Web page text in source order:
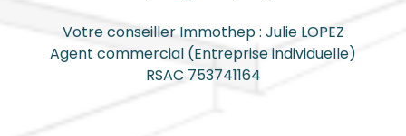
Votre conseiller Immothep : Julie LOPEZ
Agent commercial (Entreprise individuelle)
RSAC 753741164